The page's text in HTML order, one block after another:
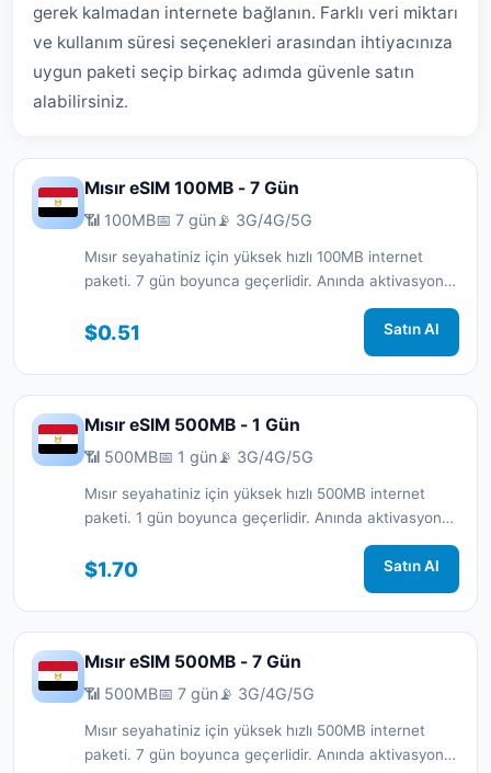
gerek kalmadan internete bağlanın. Farklı veri miktarı
ve kullanım süresi seçenekleri arasından ihtiyacınıza
uygun paketi seçip birkaç adımda güvenle satın
alabilirsiniz.
Mısır eSIM 100MB - 7 Gün
📶 100MB📅 7 gün📡 3G/4G/5G
Mısır seyahatiniz için yüksek hızlı 100MB internet
paketi. 7 gün boyunca geçerlidir. Anında aktivasyon
$0.51 Satın Al
Mısır eSIM 500MB - 1 Gün
📶 500MB📅 1 gün📡 3G/4G/5G
Mısır seyahatiniz için yüksek hızlı 500MB internet
paketi. 1 gün boyunca geçerlidir. Anında aktivasyon
$1.70 Satın Al
Mısır eSIM 500MB - 7 Gün
📶 500MB📅 7 gün📡 3G/4G/5G
Mısır seyahatiniz için yüksek hızlı 500MB internet
paketi. 7 gün boyunca geçerlidir. Anında aktivasyon